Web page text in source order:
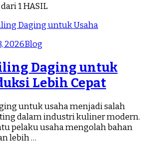
1 HASIL
2026Blog
Daging untuk
Lebih Cepat
untuk usaha menjadi salah
dalam industri kuliner modern.
pelaku usaha mengolah bahan
lebih …